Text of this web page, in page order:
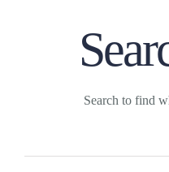
Search to find